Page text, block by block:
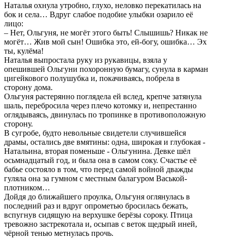
Наталья охнула утробно, глухо, неловко перекатилась на
бок и села… Вдруг слабое подобие улыбки озарило её
лицо:
– Нет, Ольгуня, не могёт этого быть! Слышишь? Никак не
могёт… Жив мой сын! Ошибка это, ей-богу, ошибка… Эх
ты, кулёма!
Наталья выпростала руку из рукавицы, взяла у
опешившей Ольгуни похоронную бумагу, сунула в карман
цигейкового полушубка и, покачиваясь, побрела в
сторону дома.
Ольгуня растерянно поглядела ей вслед, крепче затянула
шаль, перебросила через плечо котомку и, непрестанно
оглядываясь, двинулась по тропинке в противоположную
сторону.
В сугробе, будто невольные свидетели случившейся
драмы, остались две вмятины: одна, широкая и глубокая -
Натальина, вторая поменьше - Ольгунина. Девке шёл
осьмнадцатый год, и была она в самом соку. Счастье её
бабье состояло в том, что перед самой войной дважды
гуляла она за гумном с местным балагуром Васькой-
плотником…
Дойдя до ближайшего проулка, Ольгуня оглянулась в
последний раз и вдруг опрометью бросилась бежать,
вспугнув сидящую на верхушке берёзы сороку. Птица
тревожно застрекотала и, осыпав с веток щедрый иней,
чёрной тенью метнулась прочь.